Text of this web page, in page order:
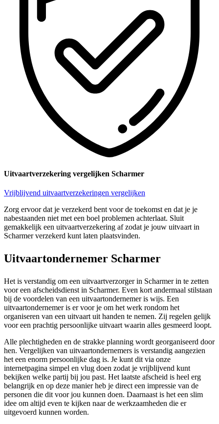
Uitvaartverzekering vergelijken Scharmer
Vrijblijvend uitvaartverzekeringen vergelijken
Zorg ervoor dat je verzekerd bent voor de toekomst en dat je je
nabestaanden niet met een boel problemen achterlaat. Sluit
gemakkelijk een uitvaartverzekering af zodat je jouw uitvaart in
Scharmer verzekerd kunt laten plaatsvinden.
Uitvaartondernemer Scharmer
Het is verstandig om een uitvaartverzorger in Scharmer in te zetten
voor een afscheidsdienst in Scharmer. Even kort andermaal stilstaan
bij de voordelen van een uitvaartondernemer is wijs. Een
uitvaartondernemer is er voor je om het werk rondom het
organiseren van een uitvaart uit handen te nemen. Zij regelen gelijk
voor een prachtig persoonlijke uitvaart waarin alles gesmeerd loopt.
Alle plechtigheden en de strakke planning wordt georganiseerd door
hen. Vergelijken van uitvaartondernemers is verstandig aangezien
het een enorm persoonlijke dag is. Je kunt dit via onze
internetpagina simpel en vlug doen zodat je vrijblijvend kunt
bekijken welke partij bij jou past. Het laatste afscheid is heel erg
belangrijk en op deze manier heb je direct een impressie van de
personen die dit voor jou kunnen doen. Daarnaast is het een slim
idee om altijd even te kijken naar de werkzaamheden die er
uitgevoerd kunnen worden.